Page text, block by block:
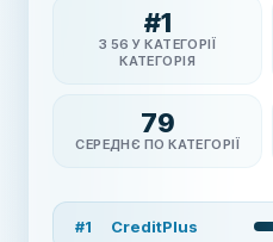
#1
З 56 У КАТЕГОРІЇ
КАТЕГОРІЯ
79
СЕРЕДНЄ ПО КАТЕГОРІЇ
#1 CreditPlus